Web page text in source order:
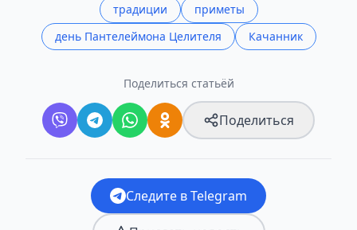
традиции
приметы
день Пантелеймона Целителя
Качанник
Поделиться статьёй
Поделиться
Следите в Telegram